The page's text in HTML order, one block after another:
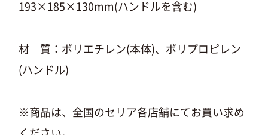
193×185×130mm(ハンドルを含む)
材 質：ポリエチレン(本体)、ポリプロピレン
(ハンドル)
※商品は、全国のセリア各店舗にてお買い求め